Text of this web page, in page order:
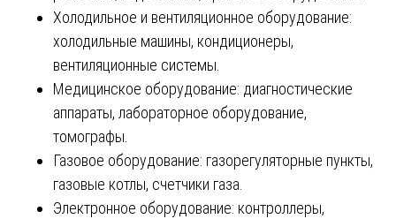
Холодильное и вентиляционное оборудование:
холодильные машины, кондиционеры,
вентиляционные системы.
Медицинское оборудование: диагностические
аппараты, лабораторное оборудование,
томографы.
Газовое оборудование: газорегуляторные пункты,
газовые котлы, счетчики газа.
Электронное оборудование: контроллеры,